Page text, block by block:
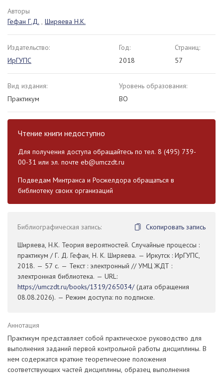
Авторы
Гефан Г.Д. , Ширяева Н.К.
Издательство:
ИрГУПС
Год:
2018
Страниц:
57
Вид издания:
Практикум
Уровень образования:
ВО
Чтение книги недоступно
Для получения доступа обращайтесь по тел. 8 (495) 739-
00-31 или эл. почте eb@umczdt.ru
Подведам Минтранса и Росжелдора обращаться в
библиотеку своих организаций
Библиографическая запись:
Скопировать запись
Ширяева, Н.К. Теория вероятностей. Случайные процессы :
практикум / Г. Д. Гефан, Н. К. Ширяева. — Иркутск : ИрГУПС,
2018. — 57 с. — Текст : электронный // УМЦ ЖДТ :
электронная библиотека. — URL:
https://umczdt.ru/books/1319/265034/(дата обращения
08.08.2026). — Режим доступа: по подписке.
Аннотация
Практикум представляет собой практическое руководство для
выполнения заданий первой контрольной работы дисциплины. В
нем содержатся краткие теоретические положения
соответствующих частей дисциплины, образец выполнения